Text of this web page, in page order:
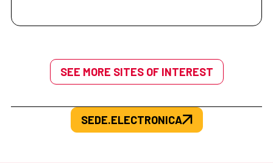
SEE MORE SITES OF INTEREST
SEDE.ELECTRONICA